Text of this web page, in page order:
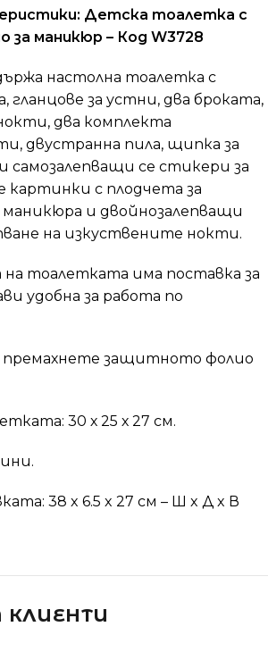
Детска тоалетка с
за маникюр – Код W3728
настолна тоалетка с
гланцове за устни, два броката,
два комплекта
двустранна пила, щипка за
се стикери за
с плодчета за
маникюра и двойнозалепващи
на изкуствените нокти.
тоалетката има поставка за
удобна за работа по
премахнете защитното фолио
30 х 25 х 27 см.
38 x 6.5 x 27 см – Ш x Д x В
КЛИЕНТИ